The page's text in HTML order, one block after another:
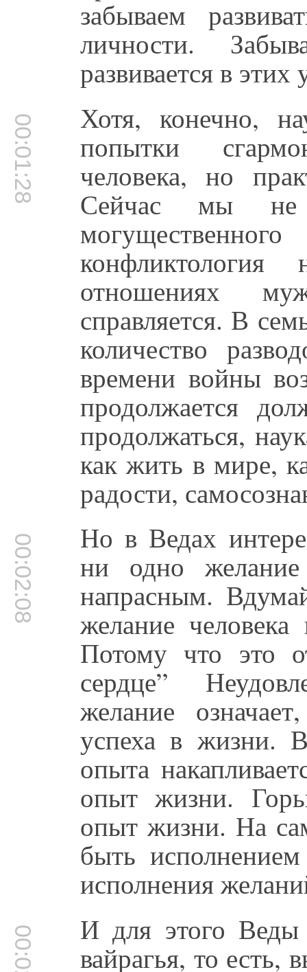
забываем
личности.
развивается в этих
00:01:28 Хотя, конечно,
попытки
человека, но
Сейчас мы не
отношениях
справляется. В
количество
времени войны
продолжается
продолжаться,
как жить в мире,
радости,
00:02:08 Но в Ведах
ни одно
напрасным.
желание
Потому что это
сердце”
желание
успеха в жизни.
опыта
опыт жизни.
опыт жизни. На
быть
исполнения
И для этого Веды
вайрагья, то есть,